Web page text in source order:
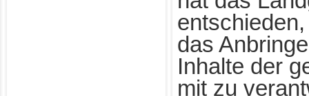
das
Inhalte der
mit zu